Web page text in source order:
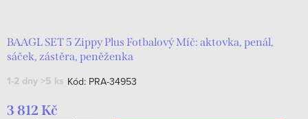
BAAGL SET 5 Zippy Plus Fotbalový Míč: aktovka, penál,
sáček, zástěra, peněženka
1-2 dny >5 ks Kód: PRA-34953
3 812 Kč